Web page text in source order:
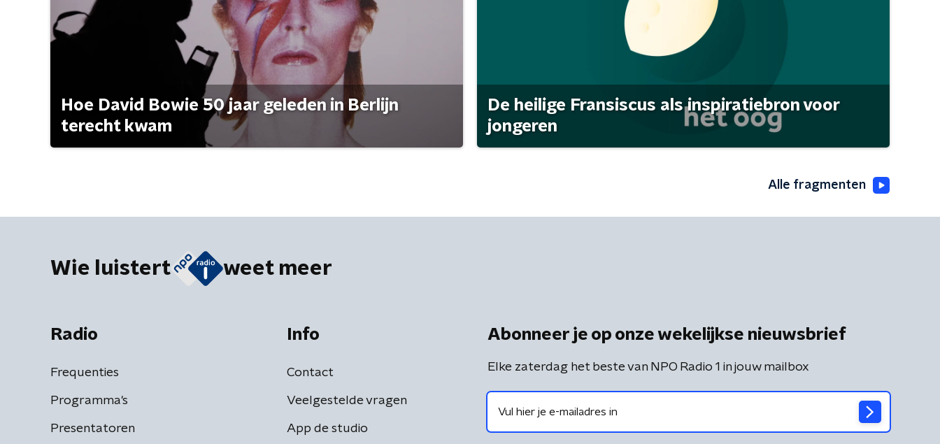
Hoe David Bowie 50 jaar geleden in Berlijn
terecht kwam
De heilige Fransiscus als inspiratiebron voor
jongeren
Alle fragmenten
Wie luistert weet meer
Radio
Frequenties
Programma's
Presentatoren
Info
Contact
Veelgestelde vragen
App de studio
Abonneer je op onze wekelijkse nieuwsbrief
Elke zaterdag het beste van NPO Radio 1 in jouw mailbox